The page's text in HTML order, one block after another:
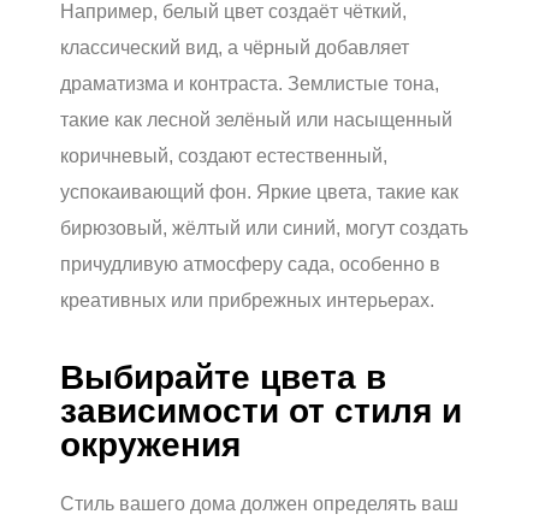
Например, белый цвет создаёт чёткий,
классический вид, а чёрный добавляет
драматизма и контраста. Землистые тона,
такие как лесной зелёный или насыщенный
коричневый, создают естественный,
успокаивающий фон. Яркие цвета, такие как
бирюзовый, жёлтый или синий, могут создать
причудливую атмосферу сада, особенно в
креативных или прибрежных интерьерах.
Выбирайте цвета в
зависимости от стиля и
окружения
Стиль вашего дома должен определять ваш